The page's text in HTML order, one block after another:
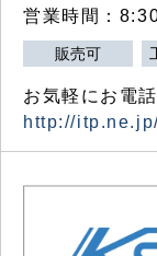
営業時間：
販売可
お気軽にお電
http://